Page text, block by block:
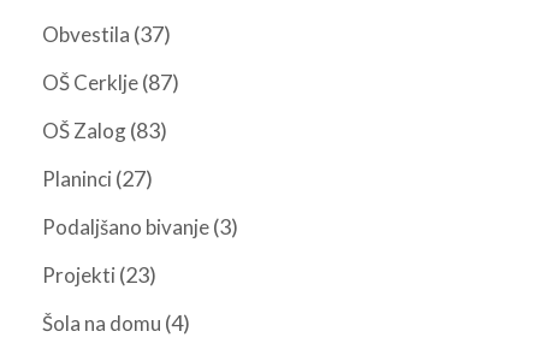
Obvestila (37)
OŠ Cerklje(87)
OŠ Zalog(83)
Planinci (27)
Podaljšano bivanje(3)
Projekti (23)
Šola na domu (4)